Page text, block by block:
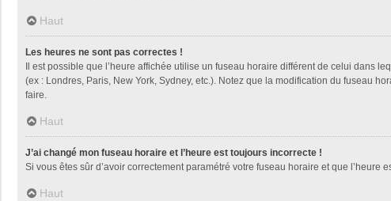
Haut
Les heures ne sont pas correctes !
Il est possible que l’heure affichée utilise un fuseau horaire différent de celui dans
(ex : Londres, Paris, New York, Sydney, etc.). Notez que la modification du fuseau
faire.
Haut
J’ai changé mon fuseau horaire et l’heure est toujours incorrecte !
Si vous êtes sûr d’avoir correctement paramétré votre fuseau horaire et que
Haut